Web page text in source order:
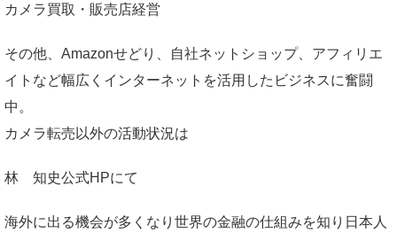
カメラ買取・販売店経営
その他、Amazonせどり、自社ネットショップ、アフィリエ
イトなど幅広くインターネットを活用したビジネスに奮闘
中。
カメラ転売以外の活動状況は
林 知史公式HPにて
海外に出る機会が多くなり世界の金融の仕組みを知り日本人